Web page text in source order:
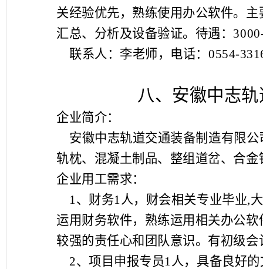
关经验优先，熟练使用办公软件。
汇总、分析及设备验证。待遇：
联系人：李老师，电话：0554-
八、安徽中志
企业简介：
安徽中志轨道交通装备制造有限公
轨枕、混凝土制品、整组道岔、合
企业用工需求：
1、财务1人，财会相关专业毕业,
运用财务软件，熟练运用相关办公
较强的责任心和团队意识。有初级
2、项目申报专员1人，具备良好